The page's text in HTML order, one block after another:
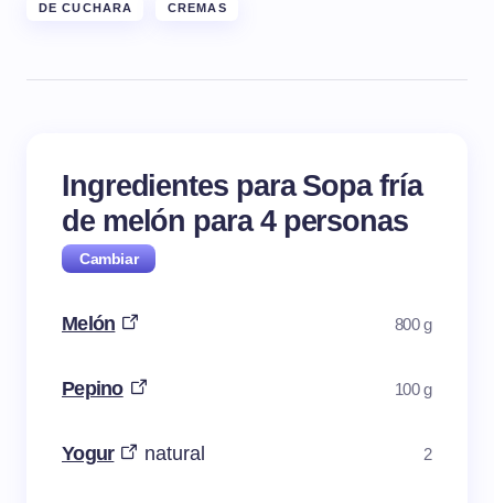
DE CUCHARA CREMAS
Ingredientes para Sopa fría
de melón para4 personas
Melón 800 g
Pepino 100 g
Yogur natural 2